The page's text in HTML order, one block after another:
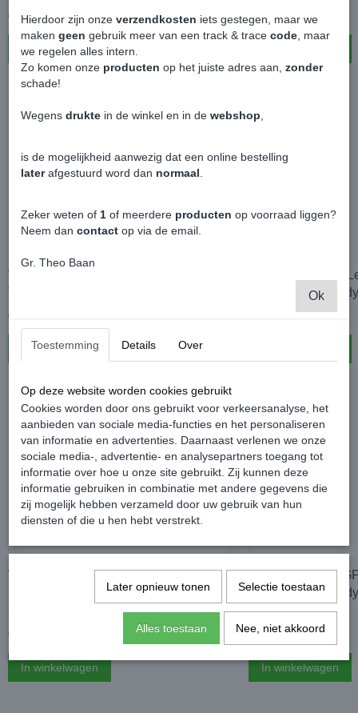
€ 2,49
In winkelwagen
€ 15,99
Wynns Roetfilter Regenerator 500ml -
Volkswagen Caddy
€ 38,49
In winkelwagen
Wynns Motorolie
Volkswagen
Wynns Formula Gold Diesel
behandeling 500ml - Volkswagen
€ 31,99
In winkelwagen
Wynns DPF- en
Volkswagen
€ 43,99
In winkelwagen
Hierdoor zijn onze verzendkosten iets gestegen, maar we
maken geen gebruik meer van een track & trace code , maar
we regelen alles intern.
Zo komen onze producten op het juiste adres aan, zonder
schade!
Wegens drukte in de winkel en in de webshop
is de mogelijkheid aanwezig dat een online bestelling
laterafgestuurd word dan normaal
Zeker weten of 1 of meerdere producten op voorraad liggen?
Neem dan contact op via de email.
Gr. Theo Baan
Ok
Toestemming Details Over
Op deze website worden cookies gebruikt
Cookies worden door ons gebruikt voor verkeersanalyse, het
aanbieden van sociale media-functies en het personaliseren
van informatie en advertenties. Daarnaast verlenen we onze
sociale media-, advertentie- en analysepartners toegang tot
informatie over hoe u onze site gebruikt. Zij kunnen deze
informatie gebruiken in combinatie met andere gegevens die
zij mogelijk hebben verzameld door uw gebruik van hun
diensten of die u hen hebt verstrekt.
Later opnieuw tonen Selectie toestaan
Alles toestaan Nee, niet akkoord